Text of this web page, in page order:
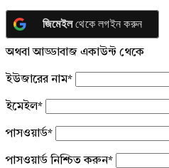
জিমেইলথেকে লগইন করুন
অথবা আড্ডাবাজ একাউন্ট থেকে
ইউজারের নাম*
ইমেইল*
পাসওয়ার্ড*
পাসওয়ার্ড নিশ্চিত করুন*